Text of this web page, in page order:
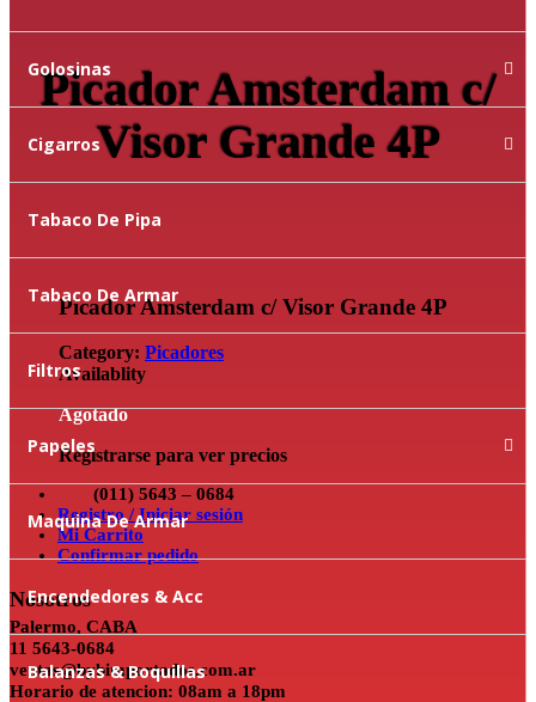
Golosinas
Cigarros
Tabaco De Pipa
Tabaco De Armar
Filtros
Papeles
Maquina De Armar
Encendedores & Acc
Balanzas & Boquillas
Picador Amsterdam c/
Visor Grande 4P
Picador Amsterdam c/ Visor Grande 4P
Category: Picadores
Availablity
Agotado
Registrarse para ver precios
(011) 5643 – 0684
Registro / Iniciar sesión
Mi Carrito
Confirmar pedido
Nosotros
Palermo, CABA
11 5643-0684
ventas@bybimportados.com.ar
Horario de atencion: 08am a 18pm